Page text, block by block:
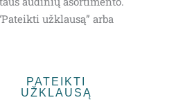
užklausą” arba
PATEIKTI
UŽKLAUSĄ